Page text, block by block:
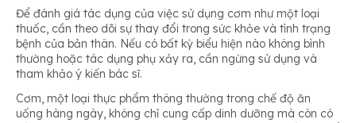
Để đánh giá tác dụng của việc sử dụng cơm như một loại
thuốc, cần theo dõi sự thay đổi trong sức khỏe và tình trạng
bệnh của bản thân. Nếu có bất kỳ biểu hiện nào không bình
thường hoặc tác dụng phụ xảy ra, cần ngừng sử dụng và
tham khảo ý kiến bác sĩ.
Cơm, một loại thực phẩm thông thường trong chế độ ăn
uống hàng ngày, không chỉ cung cấp dinh dưỡng mà còn có